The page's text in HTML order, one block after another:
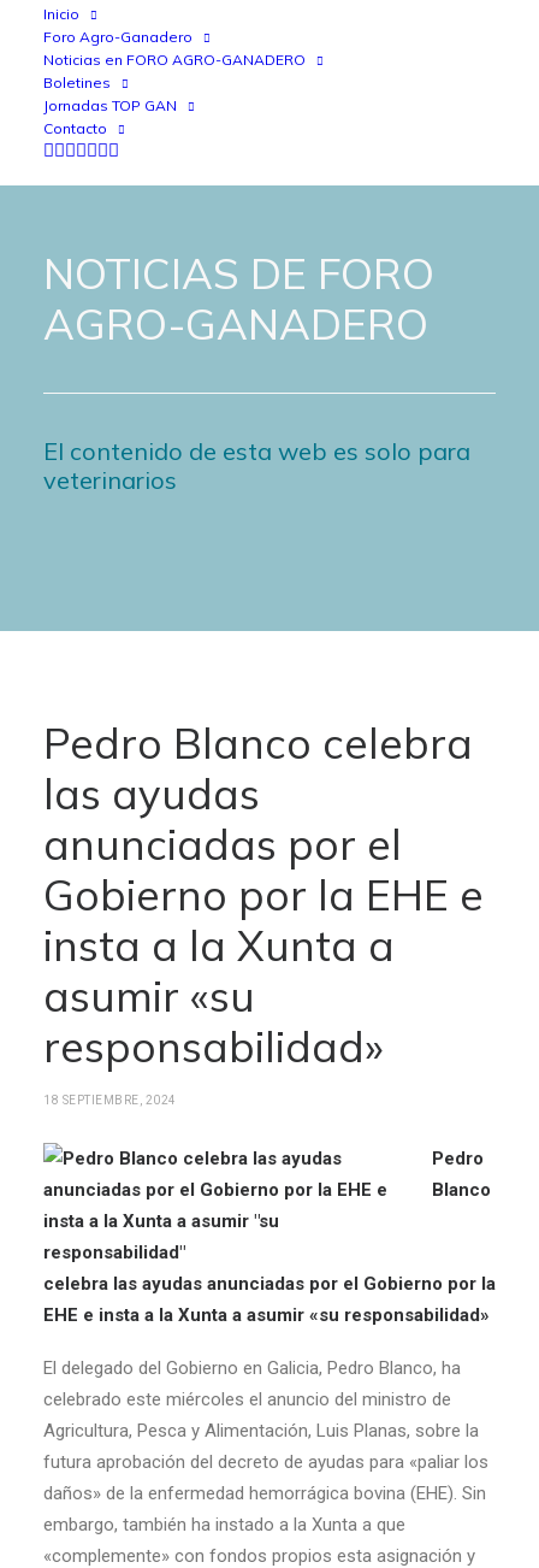
Inicio
Foro Agro-Ganadero
Noticias en FORO AGRO-GANADERO
Boletines
Jornadas TOP GAN
Contacto
NOTICIAS DE FORO
AGRO-GANADERO
El contenido de esta web es solo para
veterinarios
Pedro Blanco celebra
las ayudas
anunciadas por el
Gobierno por la EHE e
insta a la Xunta a
asumir «su
responsabilidad»
18 SEPTIEMBRE, 2024
Pedro
Blanco
celebra las ayudas anunciadas por el Gobierno por la
EHE e insta a la Xunta a asumir «su responsabilidad»
El delegado del Gobierno en Galicia, Pedro Blanco, ha
celebrado este miércoles el anuncio del ministro de
Agricultura, Pesca y Alimentación, Luis Planas, sobre la
futura aprobación del decreto de ayudas para «paliar los
daños» de la enfermedad hemorrágica bovina (EHE). Sin
embargo, también ha instado a la Xunta a que
«complemente» con fondos propios esta asignación y